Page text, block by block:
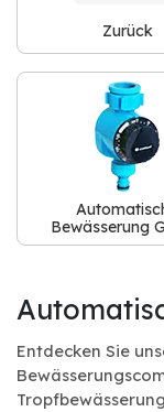
Zurück
Bewässerung
Entdecken Sie